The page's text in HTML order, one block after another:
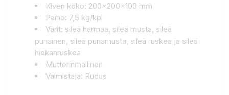
Kiven koko: 200x200x100 mm
Paino: 7,5 kg/kpl
Värit: sileä harmaa, sileä musta, sileä
punainen, sileä punamusta, sileä ruskea ja sileä
hiekanruskea
Mutterinmallinen
Valmistaja: Rudus